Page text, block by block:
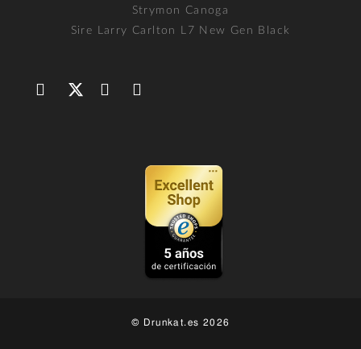
Strymon Canoga
Sire Larry Carlton L7 New Gen Black
© Drunkat.es 2026